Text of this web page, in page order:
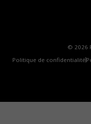
© 2026
Politique de confidentialité